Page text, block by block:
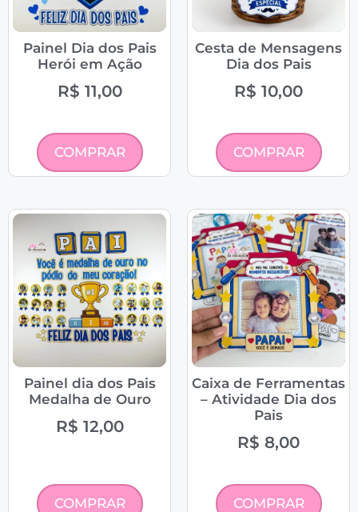
Painel Dia dos Pais
Herói em Ação
R$ 11,00
COMPRAR
Cesta de Mensagens
Dia dos Pais
R$ 10,00
COMPRAR
Painel dia dos Pais
Medalha de Ouro
R$ 12,00
COMPRAR
Caixa de Ferramentas
– Atividade Dia dos
Pais
R$ 8,00
COMPRAR